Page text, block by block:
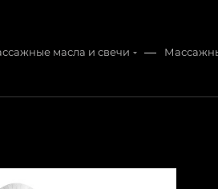
масла и свечи —